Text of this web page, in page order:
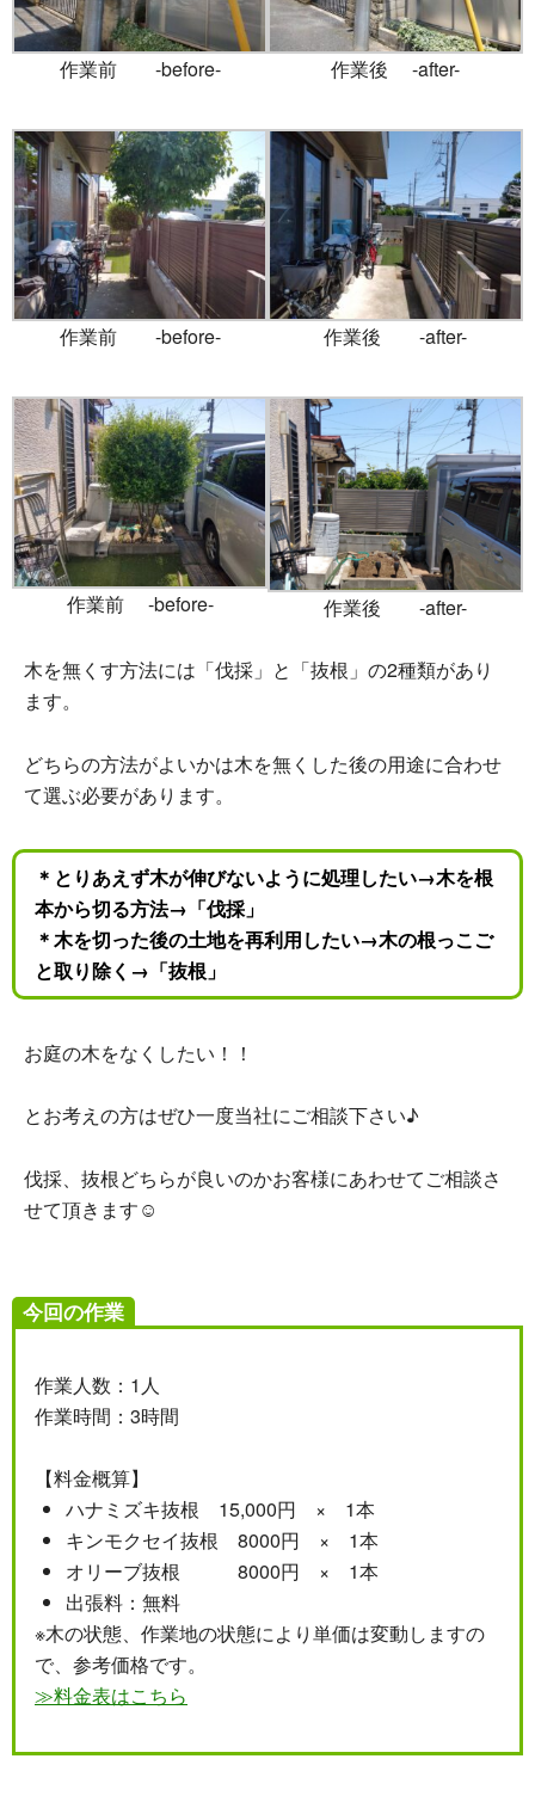
作業前 -before- 作業後 -after-
作業前 -before- 作業後 -after-
作業前 -before- 作業後 -after-
木を無くす方法には「伐採」と「抜根」の2種類があり
ます。
どちらの方法がよいかは木を無くした後の用途に合わせ
て選ぶ必要があります。
＊とりあえず木が伸びないように処理したい→木を根
本から切る方法→「伐採」
＊木を切った後の土地を再利用したい→木の根っこご
と取り除く→「抜根」
お庭の木をなくしたい！！
とお考えの方はぜひ一度当社にご相談下さい♪
伐採、抜根どちらが良いのかお客様にあわせてご相談さ
せて頂きます☺
今回の作業
作業人数：1人
作業時間：3時間
【料金概算】
ハナミズキ抜根 15,000円 × 1本
キンモクセイ抜根 8000円 × 1本
オリーブ抜根 8000円 × 1本
出張料：無料
※木の状態、作業地の状態により単価は変動しますの
で、参考価格です。
≫料金表はこちら